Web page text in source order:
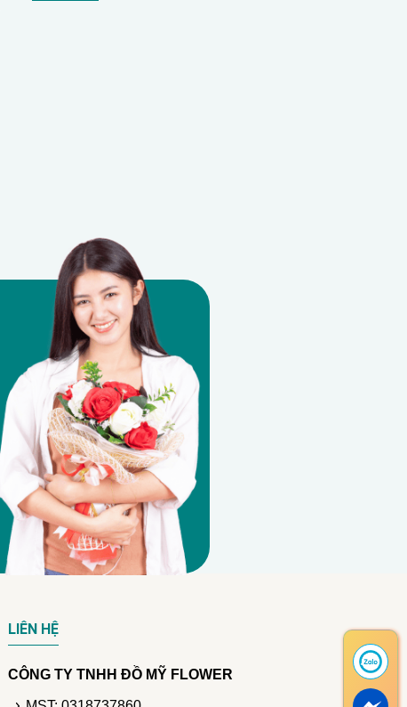
LIÊN HỆ
CÔNG TY TNHH ĐỒ MỸ FLOWER